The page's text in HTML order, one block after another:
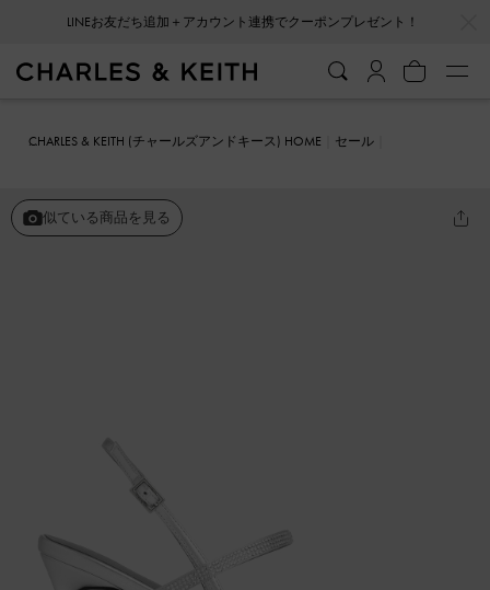
LINEお友だち追加＋アカウント連携でクーポンプレゼント！
CHARLES & KEITH (チャールズアンドキース) HOME
セール
似ている商品を見る